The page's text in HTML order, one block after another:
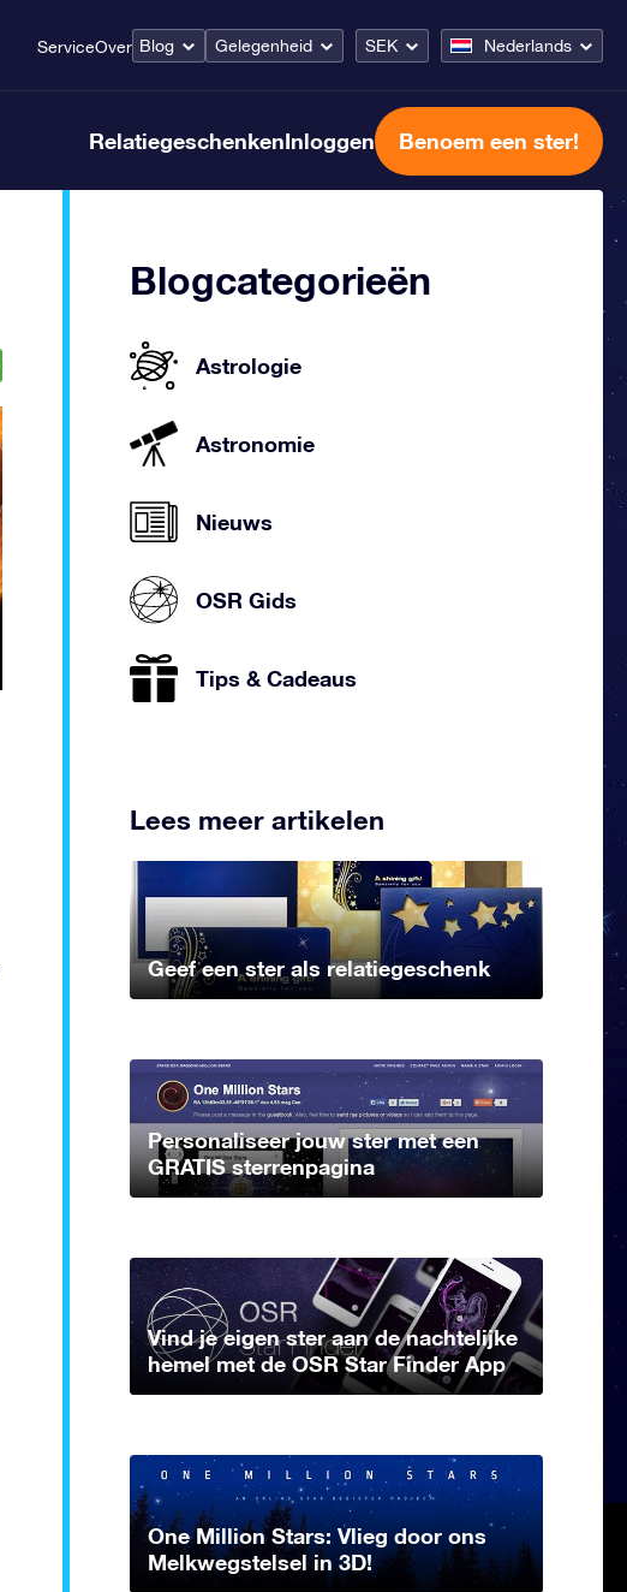
ServiceOver Blog Gelegenheid SEK Nederlands
RelatiegeschenkenInloggen Benoem een ster!
Blogcategorieën
Astrologie
Astronomie
Nieuws
OSR Gids
Tips & Cadeaus
Lees meer artikelen
Geef een ster als relatiegeschenk
Personaliseer jouw ster met een
GRATIS sterrenpagina
Vind je eigen ster aan de nachtelijke
hemel met de OSR Star Finder App
One Million Stars: Vlieg door ons
Melkwegstelsel in 3D!